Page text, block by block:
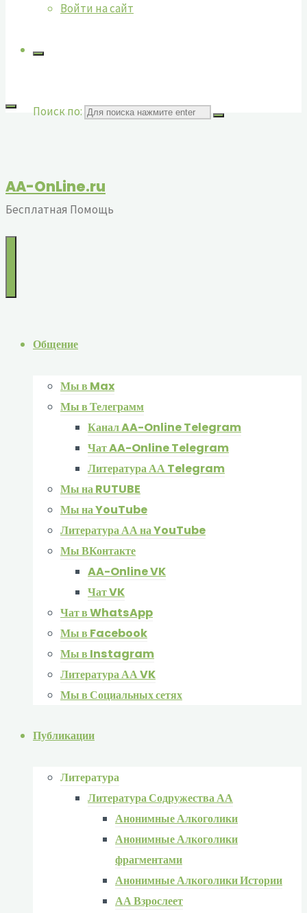
Войти на сайт
Поиск по:
AA-OnLine.ru
Бесплатная Помощь
Общение
Мы в Max
Мы в Телеграмм
Канал AA-Online Telegram
Чат AA-Online Telegram
Литература АА Telegram
Мы на RUTUBE
Мы на YouTube
Литература АА на YouTube
Мы ВКонтакте
AA-Online VK
Чат VK
Чат в WhatsApp
Мы в Facebook
Мы в Instagram
Литература АА VK
Мы в Социальных сетях
Публикации
Литература
Литература Содружества АА
Анонимные Алкоголики
Анонимные Алкоголики
фрагментами
Анонимные Алкоголики Истории
АА Взрослеет